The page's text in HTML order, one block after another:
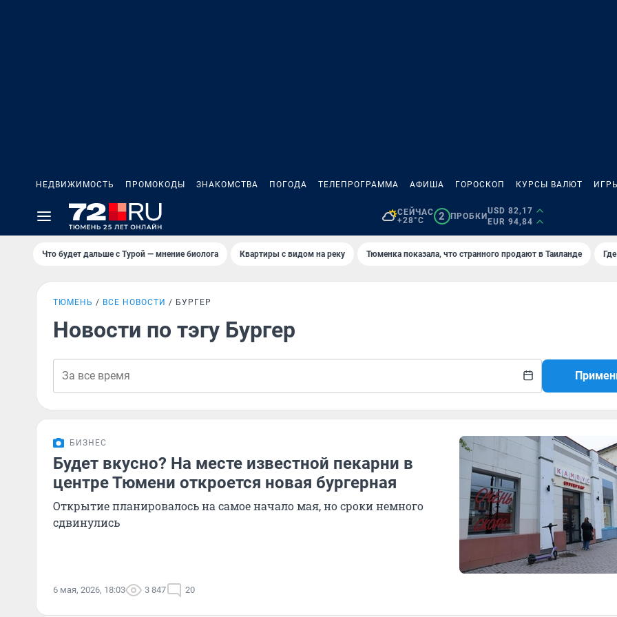
НЕДВИЖИМОСТЬ ПРОМОКОДЫ ЗНАКОМСТВА ПОГОДА ТЕЛЕПРОГРАММА АФИША ГОРОСКОП КУРСЫ ВАЛЮТ
СЕЙЧАС
+28°C
2 ПРОБКИ
USD 82,17
EUR 94,84
Что будет дальше с Турой — мнение биолога Квартиры с видом на реку Тюменка показала, что странного продают в Таиланде
ТЮМЕНЬ ВСЕ НОВОСТИ БУРГЕР
Новости по тэгу Бургер
БИЗНЕС
Будет вкусно? На месте известной пекарни в
центре Тюмени откроется новая бургерная
Открытие планировалось на самое начало мая, но сроки немного
сдвинулись
6 мая, 2026, 18:03 3 847 20